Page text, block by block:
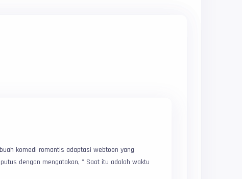
komedi romantis adaptasi webtoon yang
dengan mengatakan, ” Saat itu adalah waktu